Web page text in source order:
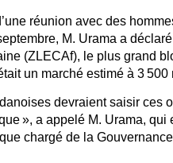
réunion avec des
M. Urama a
(ZLECAf), le plus grand
un marché estimé à 3
devraient saisir ces
», a appelé M. Urama,
chargé de la